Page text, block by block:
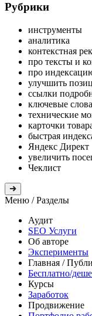
Рубрики
инструменты
аналитика
контекстная
про тексты и
про
улучшить
ссылки
ключевые слова
технические
карточки
быстрая
Яндекс Директ
увеличить
Чеклист
Меню / Разделы
Аудит
SEO Услуги
Об авторе
Эксперименты
Главная /
Бесплатно/
Курсы
Заработок
Продвижение